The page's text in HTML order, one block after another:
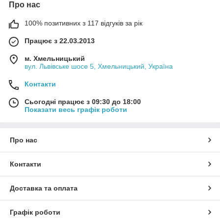
Про нас
100% позитивних з 117 відгуків за рік
Працює з 22.03.2013
м. Хмельницький
вул. Львівське шосе 5, Хмельницький, Україна
Контакти
Сьогодні працює з 09:30 до 18:00
Показати весь графік роботи
Про нас
Контакти
Доставка та оплата
Графік роботи